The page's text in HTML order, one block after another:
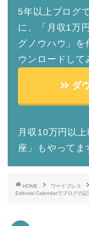
5年以上ブログ
に、「月収1万
グノウハウ」
ウンロードして
ダ
月収10万円以
座」もやってま
HOME ワードプレス
Editorial Calendarでブログの